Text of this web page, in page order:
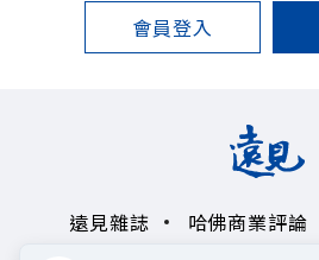
會員登入
遠見雜誌 哈佛商業評論
未來親子學習平台